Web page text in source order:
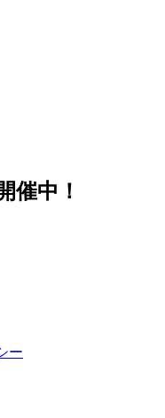
催中！
ー